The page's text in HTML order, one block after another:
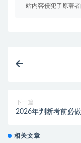
站内容侵犯了原著
下一篇
2026年判断考前必
相关文章